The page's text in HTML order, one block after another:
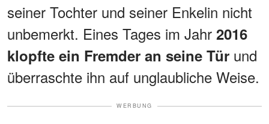
seiner Tochter und seiner Enkelin nicht
unbemerkt. Eines Tages im Jahr 2016
klopfte ein Fremder an seine Tür und
überraschte ihn auf unglaubliche Weise.
WERBUNG